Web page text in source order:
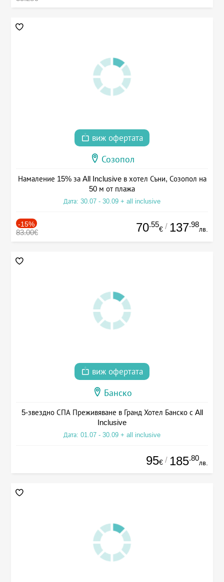
виж офертата
Созопол
Намаление 15% за All Inclusive в хотел Съни, Созопол на
50 м от плажа
Дата: 30.07 - 30.09 + all inclusive
-15%
83.00€ 70.55
€ / 137.98
лв.
виж офертата
Банско
5-звездно СПА Преживяване в Гранд Хотел Банско с All
Inclusive
Дата: 01.07 - 30.09 + all inclusive
95€ / 185.80
лв.